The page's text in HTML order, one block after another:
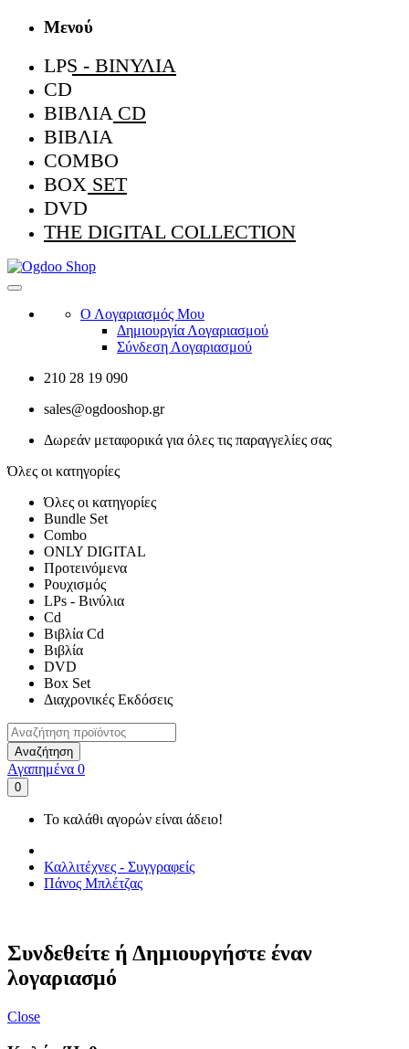
Μενού
LPS - ΒΙΝΎΛΙΑ
CD
ΒΙΒΛΊΑ CD
ΒΙΒΛΊΑ
COMBO
BOX SET
DVD
THE DIGITAL COLLECTION
Ο Λογαριασμός Μου
Δημιουργία Λογαριασμού
Σύνδεση Λογαριασμού
210 28 19 090
sales@ogdooshop.gr
Δωρεάν μεταφορικά για όλες τις παραγγελίες σας
Όλες οι κατηγορίες
Όλες οι κατηγορίες
Bundle Set
Combo
ONLY DIGITAL
Προτεινόμενα
Ρουχισμός
LPs - Βινύλια
Cd
Βιβλία Cd
Βιβλία
DVD
Box Set
Διαχρονικές Εκδόσεις
Αναζήτηση
Αγαπημένα 0
0
Το καλάθι αγορών είναι άδειο!
Καλλιτέχνες - Συγγραφείς
Πάνος Μπλέτζας
Συνδεθείτε ή Δημιουργήστε έναν
λογαριασμό
Close